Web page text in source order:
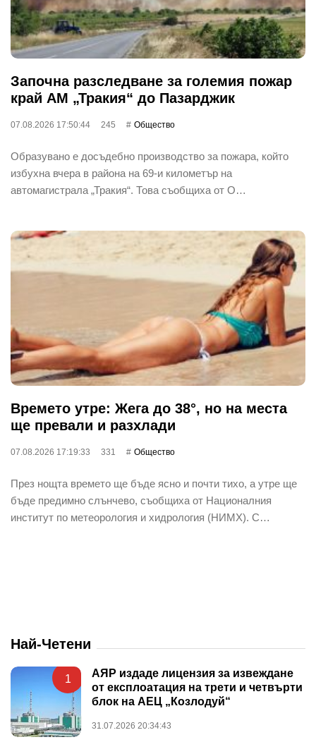
Започна разследване за големия пожар
край АМ „Тракия“ до Пазарджик
07.08.2026 17:50:44 245 Общество
Образувано е досъдебно производство за пожара, който
избухна вчера в района на 69-и километър на
автомагистрала „Тракия“. Това съобщиха от О…
Времето утре: Жега до 38°, но на места
ще превали и разхлади
07.08.2026 17:19:33 331 Общество
През нощта времето ще бъде ясно и почти тихо, а утре ще
бъде предимно слънчево, съобщиха от Националния
институт по метеорология и хидрология (НИМХ). С…
Най-Четени
1
АЯР издаде лицензия за извеждане
от експлоатация на трети и четвърти
блок на АЕЦ „Козлодуй“
31.07.2026 20:34:43